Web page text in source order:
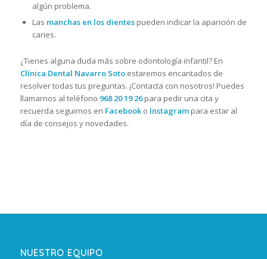
algún problema.
Las manchas en los dientespueden indicar la aparición de
caries.
¿Tienes alguna duda más sobre odontología infantil? En
Clínica Dental Navarro Sotoestaremos encantados de
resolver todas tus preguntas. ¡Contacta con nosotros! Puedes
llamarnos al teléfono 968 20 19 26para pedir una cita y
recuerda seguirnos en Facebooko Instagrampara estar al
día de consejos y novedades.
NUESTRO EQUIPO